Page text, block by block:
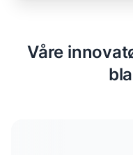
Våre